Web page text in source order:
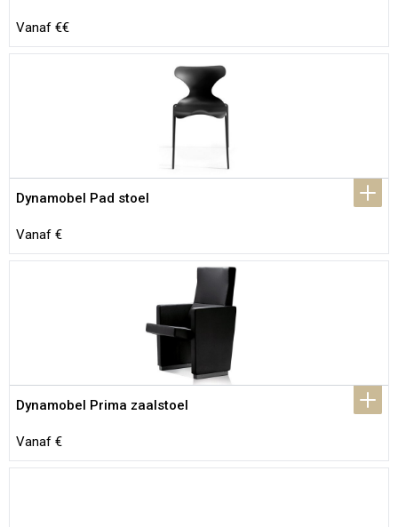
Vanaf €€
Dynamobel Pad stoel
Vanaf €
Dynamobel Prima zaalstoel
Vanaf €